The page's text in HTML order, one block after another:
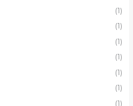
(1)
(1)
(1)
(1)
(1)
(1)
(1)